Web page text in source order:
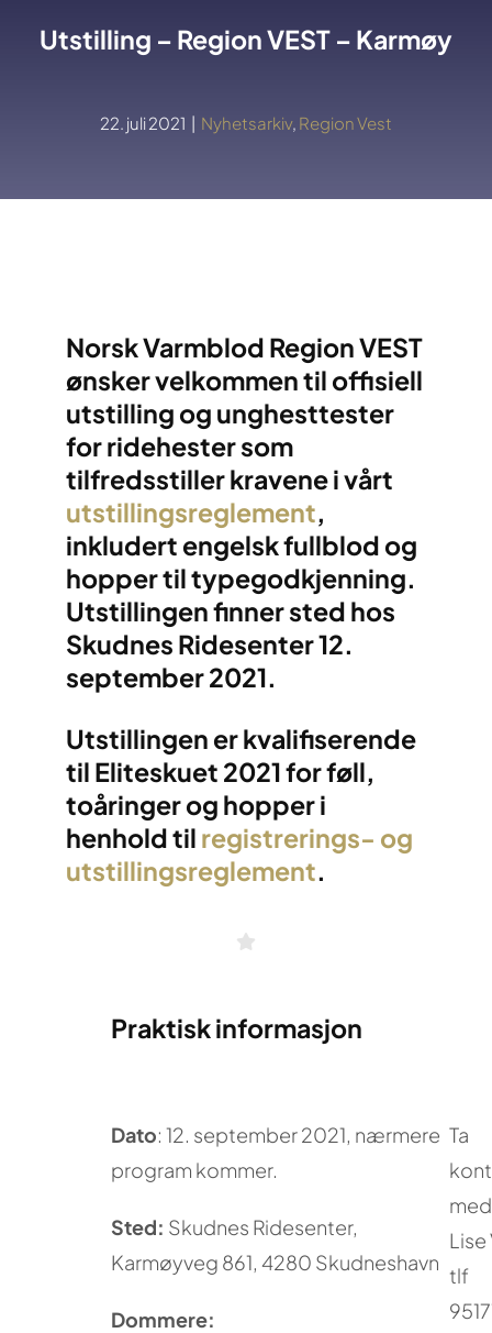
Utstilling – Region VEST – Karmøy
22. juli 2021 | Nyhetsarkiv, Region Vest
Norsk Varmblod Region VEST
ønsker velkommen til offisiell
utstilling og unghesttester
for ridehester som
tilfredsstiller kravene i vårt
utstillingsreglement,
inkludert engelsk fullblod og
hopper til typegodkjenning.
Utstillingen finner sted hos
Skudnes Ridesenter 12.
september 2021.
Utstillingen er kvalifiserende
til Eliteskuet 2021 for føll,
toåringer og hopper i
henhold til registrerings- og
utstillingsreglement.
Praktisk informasjon
Dato: 12. september 2021, nærmere
program kommer.
Sted: Skudnes Ridesenter,
Karmøyveg 861, 4280 Skudneshavn
Dommere:
Ta
Lise
tlf